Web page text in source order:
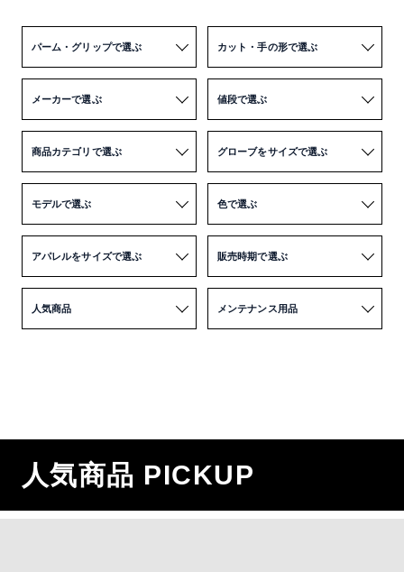
パーム・グリップで選ぶ カット・手の形で選ぶ
メーカーで選ぶ 値段で選ぶ
商品カテゴリで選ぶ グローブをサイズで選ぶ
モデルで選ぶ 色で選ぶ
アパレルをサイズで選ぶ 販売時期で選ぶ
人気商品 メンテナンス用品
人気商品 PICKUP